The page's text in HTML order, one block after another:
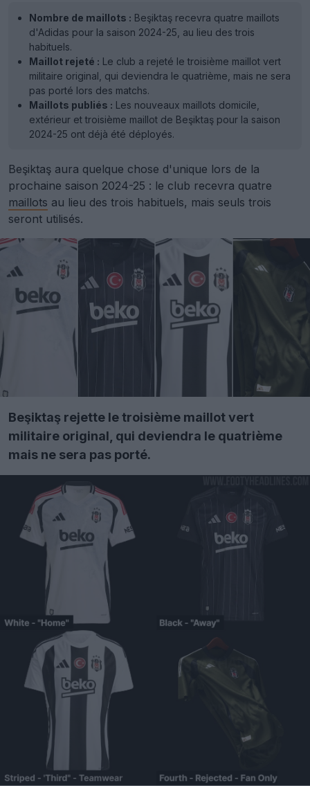
Nombre de maillots : Beşiktaş recevra quatre maillots
d'Adidas pour la saison 2024-25, au lieu des trois
habituels.
Maillot rejeté : Le club a rejeté le troisième maillot vert
militaire original, qui deviendra le quatrième, mais ne sera
pas porté lors des matchs.
Maillots publiés : Les nouveaux maillots domicile,
extérieur et troisième maillot de Beşiktaş pour la saison
2024-25 ont déjà été déployés.
Beşiktaş aura quelque chose d'unique lors de la
prochaine saison 2024-25 : le club recevra quatre
maillots au lieu des trois habituels, mais seuls trois
seront utilisés.
Beşiktaş rejette le troisième maillot vert
militaire original, qui deviendra le quatrième
mais ne sera pas porté.